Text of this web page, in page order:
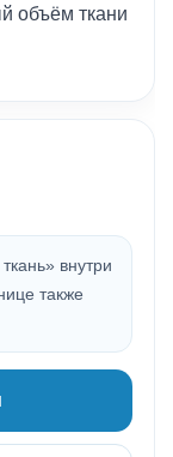
объём ткани
внутри
также